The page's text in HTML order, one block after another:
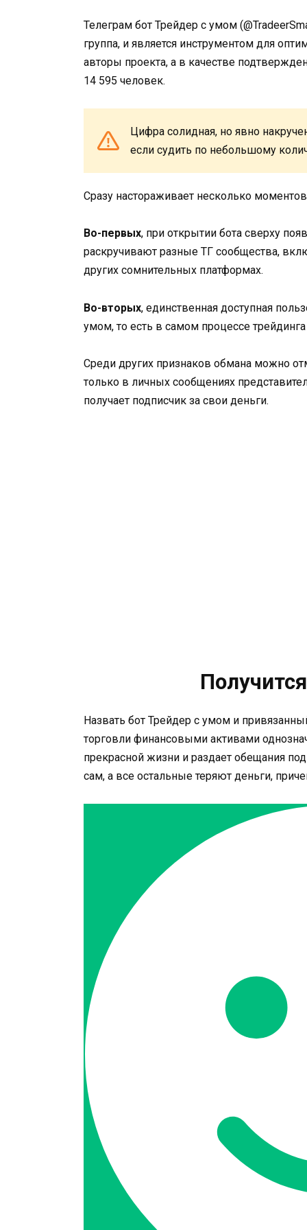
Телеграм бот Трейдер с умом
группа, и является инструментом для
авторы проекта, а в качестве
14 595 человек.
Цифра солидная, но явно
если судить по небольшому
Сразу настораживает несколько
Во-первых, при открытии бота сверху
раскручивают разные ТГ сообщества,
других сомнительных платформах.
Во-вторых, единственная доступная
умом, то есть в самом процессе
Среди других признаков обмана можно
только в личных сообщениях
получает подписчик за свои деньги.
Назвать бот Трейдер с умом и
торговли финансовыми активами
прекрасной жизни и раздает обещания
сам, а все остальные теряют деньги,